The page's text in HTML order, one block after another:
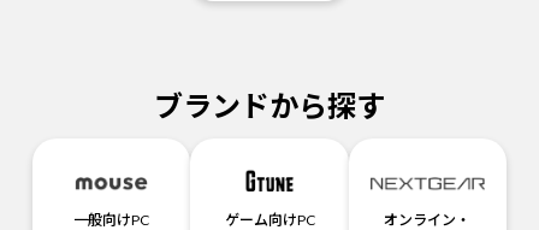
ブランドから探す
一般向けPC ゲーム向けPC
オンライン・